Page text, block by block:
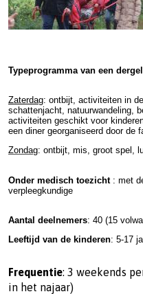
Typeprogramma van een
Zaterdag: ontbijt, activiteiten in
schattenjacht, natuurwandeling,
activiteiten geschikt voor
een diner georganiseerd door de
Zondag: ontbijt, mis, groot spel,
Onder medisch toezicht: met
verpleegkundige
Aantal deelnemers: 40 (15
Leeftijd van de kinderen: 5-17
Frequentie: 3 weekends
in het najaar)